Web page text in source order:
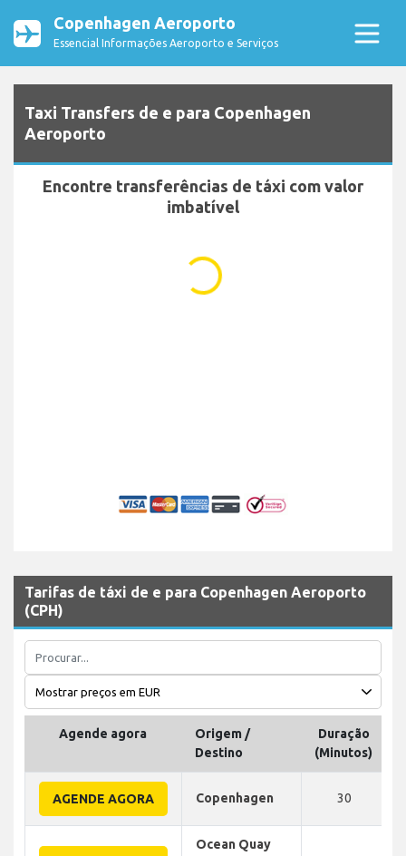
Copenhagen Aeroporto
Essencial Informações Aeroporto e Serviços
Taxi Transfers de e para Copenhagen
Aeroporto
Encontre transferências de táxi com valor
imbatível
...
Tarifas de táxi de e para Copenhagen Aeroporto
(CPH)
Agende agora
Origem /
Destino
Duração
(Minutos)
AGENDE AGORA Copenhagen 30
Ocean Quay